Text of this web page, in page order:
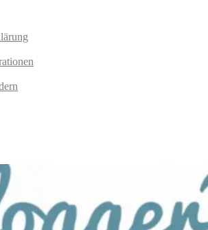
mit drei Kindern mit Produkttests und